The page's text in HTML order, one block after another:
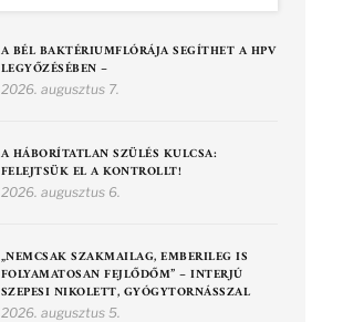
A BÉL BAKTÉRIUMFLÓRÁJA SEGÍTHET A HPV
LEGYŐZÉSÉBEN –
2026. augusztus 7.
A HÁBORÍTATLAN SZÜLÉS KULCSA:
FELEJTSÜK EL A KONTROLLT!
2026. augusztus 6.
„NEMCSAK SZAKMAILAG, EMBERILEG IS
FOLYAMATOSAN FEJLŐDŐM” – INTERJÚ
SZEPESI NIKOLETT, GYÓGYTORNÁSSZAL
2026. augusztus 5.